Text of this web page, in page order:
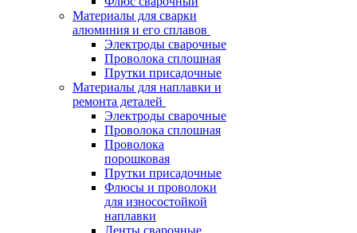
Материалы для сварки
алюминия и его сплавов
Электроды сварочные
Проволока сплошная
Прутки присадочные
Материалы для наплавки и
ремонта деталей
Электроды сварочные
Проволока сплошная
Проволока
порошковая
Прутки присадочные
Флюсы и проволоки
для износостойкой
наплавки
Ленты сварочные